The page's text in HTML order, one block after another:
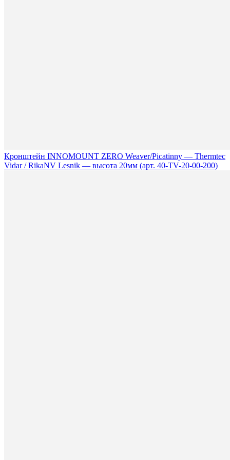
Кронштейн INNOMOUNT ZERO Weaver/Picatinny — Thermtec
Vidar / RikaNV Lesnik — высота 20мм (арт. 40-TV-20-00-200)